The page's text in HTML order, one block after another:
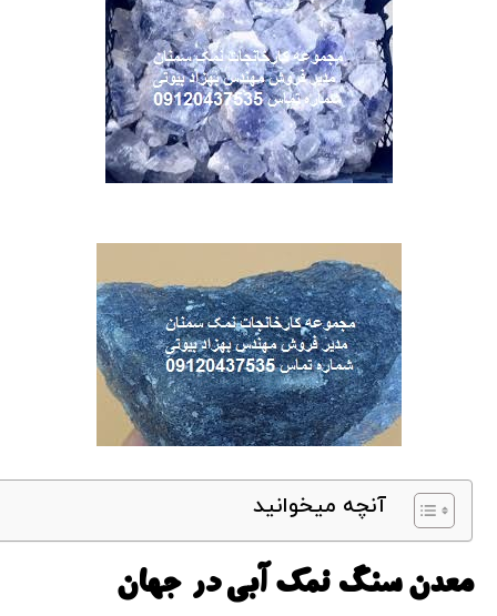
آنچه میخوانید
معدن سنگ نمک آبی در جهان